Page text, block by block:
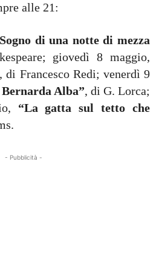
alle 21:
di una notte di mezza
giovedì 8 maggio,
, di Francesco Redi; venerdì 9
Alba”, di G. Lorca;
“La gatta sul tetto che
- Pubblicità -